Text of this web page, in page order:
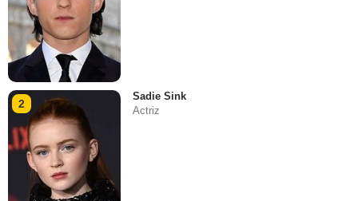
2
Sadie Sink
Actriz